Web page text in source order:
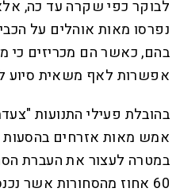
לבוקר כפי שקרה עד כה,
נפרסו מאות אוהלים על
בהם, כאשר הם מכריזים
אפשרות לאף משאית סיוע
בהובלת פעילי התנועות
אמש מאות אזרחים
במטרה לעצור את העברת
60 אחוז מהסחורות אשר